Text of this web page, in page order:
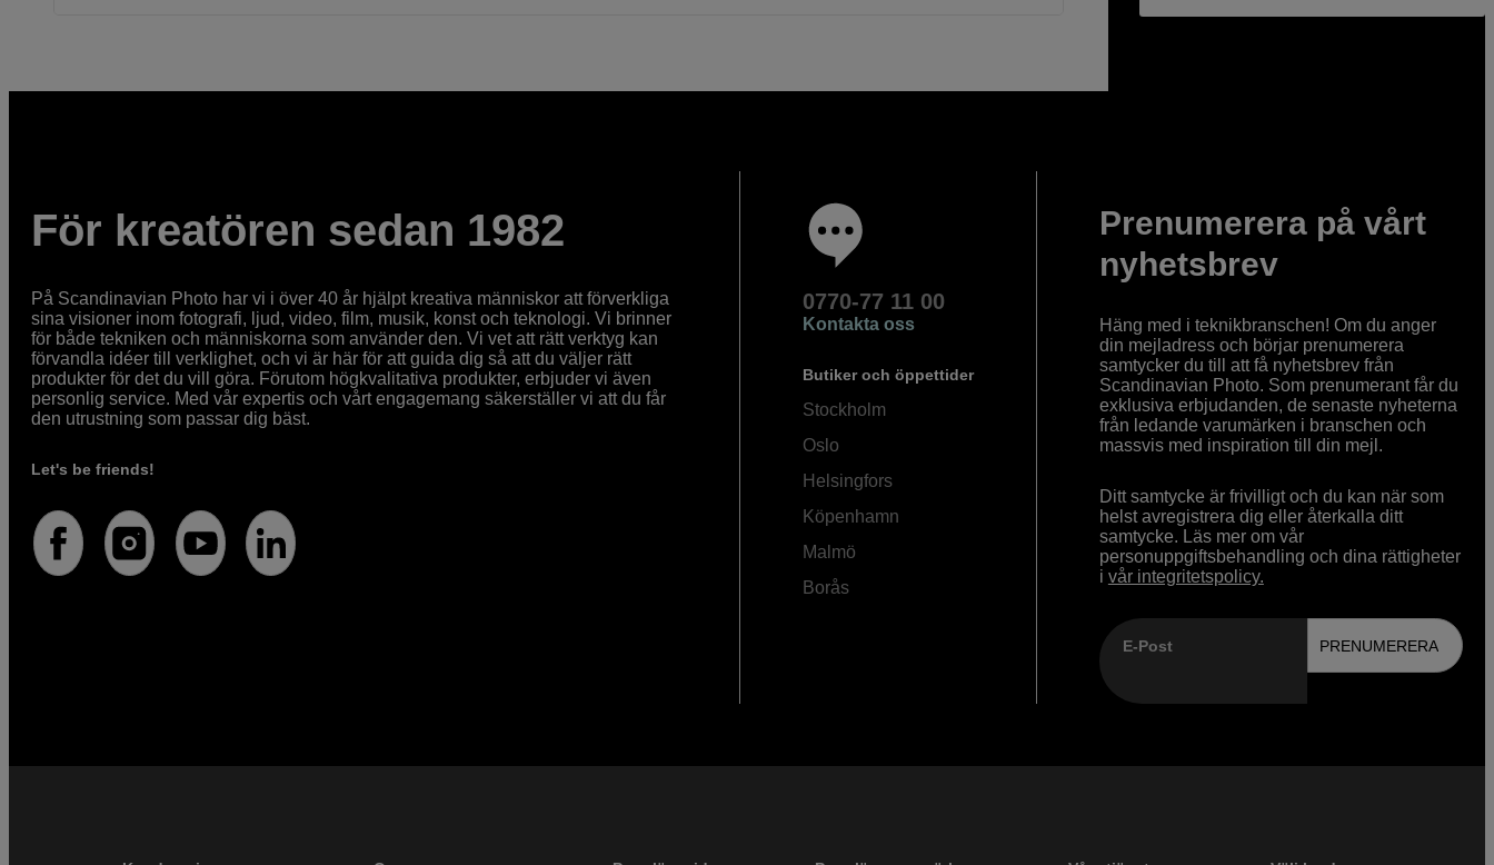
För kreatören sedan 1982
På Scandinavian Photo har vi i över 40 år hjälpt kreativa människor att förverkliga
sina visioner inom fotografi, ljud, video, film, musik, konst och teknologi. Vi brinner
för både tekniken och människorna som använder den. Vi vet att rätt verktyg kan
förvandla idéer till verklighet, och vi är här för att guida dig så att du väljer rätt
produkter för det du vill göra. Förutom högkvalitativa produkter, erbjuder vi även
personlig service. Med vår expertis och vårt engagemang säkerställer vi att du får
den utrustning som passar dig bäst.
Let's be friends!
0770-77 11 00
Kontakta oss
Butiker och öppettider
Stockholm
Oslo
Helsingfors
Köpenhamn
Malmö
Borås
Prenumerera på vårt
nyhetsbrev
Häng med i teknikbranschen! Om du anger
din mejladress och börjar prenumerera
samtycker du till att få nyhetsbrev från
Scandinavian Photo. Som prenumerant får du
exklusiva erbjudanden, de senaste nyheterna
från ledande varumärken i branschen och
massvis med inspiration till din mejl.
Ditt samtycke är frivilligt och du kan när som
helst avregistrera dig eller återkalla ditt
samtycke. Läs mer om vår
personuppgiftsbehandling och dina rättigheter
i vår integritetspolicy.
E-Post PRENUMERERA